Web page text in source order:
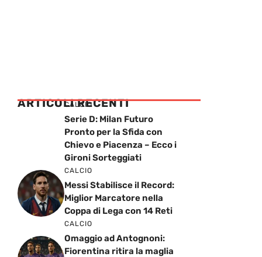
ARTICOLI RECENTI
CALCIO
Serie D: Milan Futuro
Pronto per la Sfida con
Chievo e Piacenza – Ecco i
Gironi Sorteggiati
CALCIO
Messi Stabilisce il Record:
Miglior Marcatore nella
Coppa di Lega con 14 Reti
CALCIO
Omaggio ad Antognoni:
Fiorentina ritira la maglia